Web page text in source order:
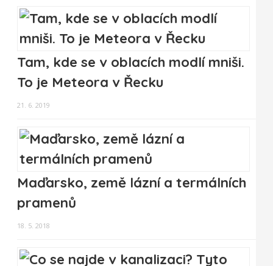
Tam, kde se v oblacích modlí mniši.
To je Meteora v Řecku
21. 6. 2019
Maďarsko, země lázní a termálních
pramenů
18. 5. 2018